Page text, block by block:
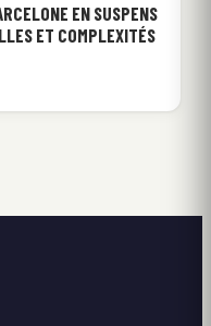
EN SUSPENS
ET COMPLEXITÉS